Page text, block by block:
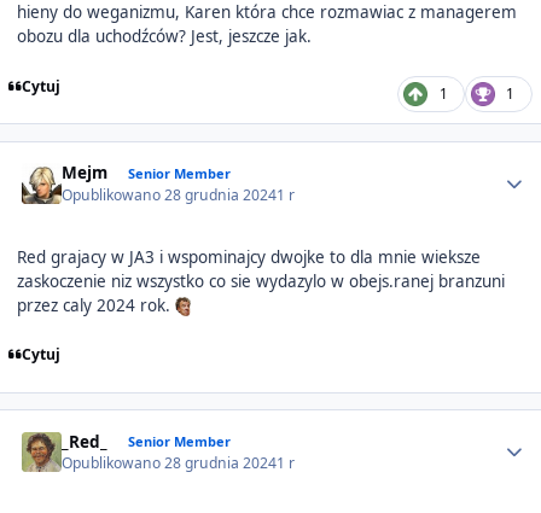
hieny do weganizmu, Karen która chce rozmawiac z managerem
obozu dla uchodźców? Jest, jeszcze jak.
Cytuj 1 1
Mejm Senior Member
Opublikowano28 grudnia 20241 r
Red grajacy w JA3 i wspominajcy dwojke to dla mnie wieksze
zaskoczenie niz wszystko co sie wydazylo w obejs.ranej branzuni
przez caly 2024 rok.
Cytuj
_Red_ Senior Member
Opublikowano28 grudnia 20241 r